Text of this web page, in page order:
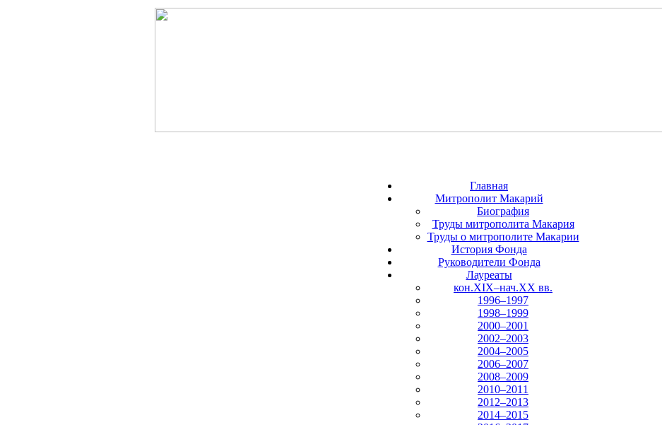
Главная
Митрополит Макарий
Биография
Труды митрополита Макария
Труды о митрополите Макарии
История Фонда
Руководители Фонда
Лауреаты
кон.XIX–нач.XX вв.
1996–1997
1998–1999
2000–2001
2002–2003
2004–2005
2006–2007
2008–2009
2010–2011
2012–2013
2014–2015